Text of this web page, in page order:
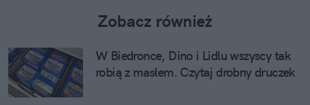
Zobacz również
W Biedronce, Dino i Lidlu wszyscy tak
robią z masłem. Czytaj drobny druczek